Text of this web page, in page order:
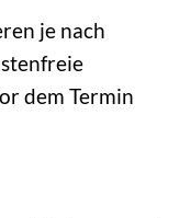
je nach
dem Termin